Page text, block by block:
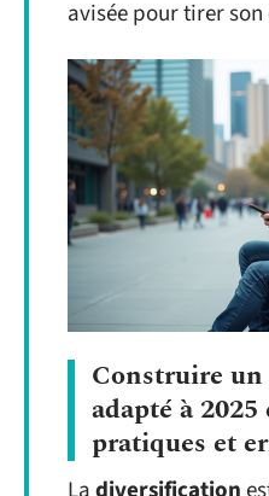
avisée pour tirer
Construire
adapté à
pratiques et